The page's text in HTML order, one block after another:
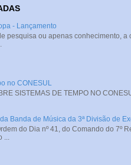
- Lançamento
pesquisa ou apenas conhecimento,
no CONESUL
SISTEMAS DE TEMPO NO
Banda de Música da 3ª Divisão de
do Dia nº 41, do Comando do 7º